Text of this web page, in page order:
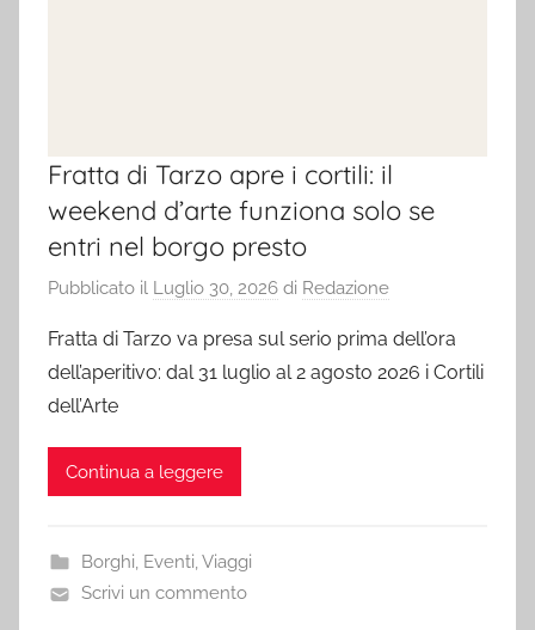
Fratta di Tarzo apre i cortili: il
weekend d’arte funziona solo se
entri nel borgo presto
Pubblicato il Luglio 30, 2026 di Redazione
Fratta di Tarzo va presa sul serio prima dell’ora
dell’aperitivo: dal 31 luglio al 2 agosto 2026 i Cortili
dell’Arte
Continua a leggere
Borghi, Eventi,Viaggi
Scrivi un commento